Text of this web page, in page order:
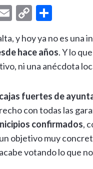
E
ai
l
C
p
y
n
k
m
p
ti
r
y hoy ya no es una
hace años. Y lo
ni una anécdota
fuertes de
con todas las
confirmados,
objetivo muy
votando lo que